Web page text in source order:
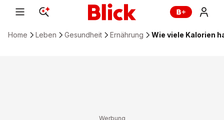
Home Leben Gesundheit Ernährung Wie viele Kalorien